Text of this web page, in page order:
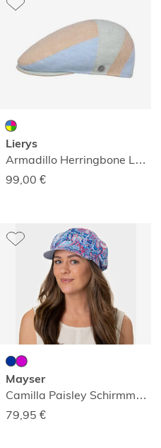
Lierys
Armadillo Herringbone Leinenmütze
99,00 €
Mayser
Camilla Paisley Schirmmütze
79,95 €